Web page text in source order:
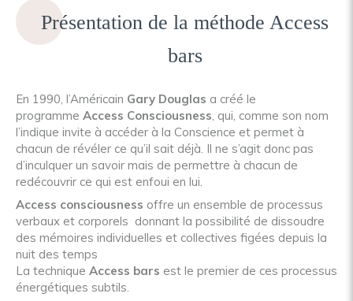
Présentation de la méthode Access
bars
En 1990, l’Américain Gary Douglas a créé le
programme Access Consciousness, qui, comme son nom
l’indique invite à accéder à la Conscience et permet à
chacun de révéler ce qu’il sait déjà. Il ne s’agit donc pas
d’inculquer un savoir mais de permettre à chacun de
redécouvrir ce qui est enfoui en lui.
Access consciousness offre un ensemble de processus
verbaux et corporels donnant la possibilité de dissoudre
des mémoires individuelles et collectives figées depuis la
nuit des temps
La technique Access bars est le premier de ces processus
énergétiques subtils.